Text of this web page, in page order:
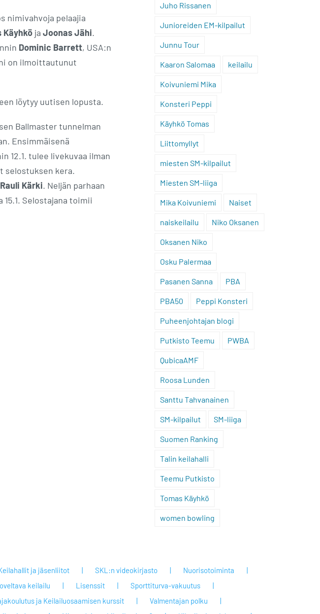
nimivahvoja pelaajia
Käyhkö ja Joonas Jähi.
Dominic Barrett, USA:n
on ilmoittautunut
löytyy uutisen lopusta.
Ballmaster tunnelman
Ensimmäisenä
12.1. tulee livekuvaa ilman
selostuksen kera.
Rauli Kärki. Neljän parhaan
Selostajana toimii
Juho Rissanen
Junioreiden EM-kilpailut
Junnu Tour
Kaaron Salomaa keilailu
Koivuniemi Mika
Konsteri Peppi
Käyhkö Tomas
Liittomyllyt
miesten SM-kilpailut
Miesten SM-liiga
Mika Koivuniemi Naiset
naiskeilailu Niko Oksanen
Oksanen Niko
Osku Palermaa
Pasanen Sanna PBA
PBA50 Peppi Konsteri
Puheenjohtajan blogi
Putkisto Teemu PWBA
QubicaAMF
Roosa Lunden
Santtu Tahvanainen
SM-kilpailut SM-liiga
Suomen Ranking
Talin keilahalli
Teemu Putkisto
Tomas Käyhkö
women bowling
ja jäsenliitot SKL:n videokirjasto
Nuorisotoiminta
keilailu Lisenssit
Sporttiturva-vakuutus
ja Keilailuosaamisen kurssit
Valmentajan polku